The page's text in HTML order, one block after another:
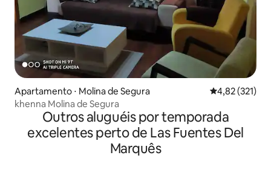
Apartamento ⋅ Molina de Segura 4,82 de uma
4,82 (321)
khenna Molina de Segura
Outros aluguéis por temporada
excelentes perto de Las Fuentes Del
Marquês